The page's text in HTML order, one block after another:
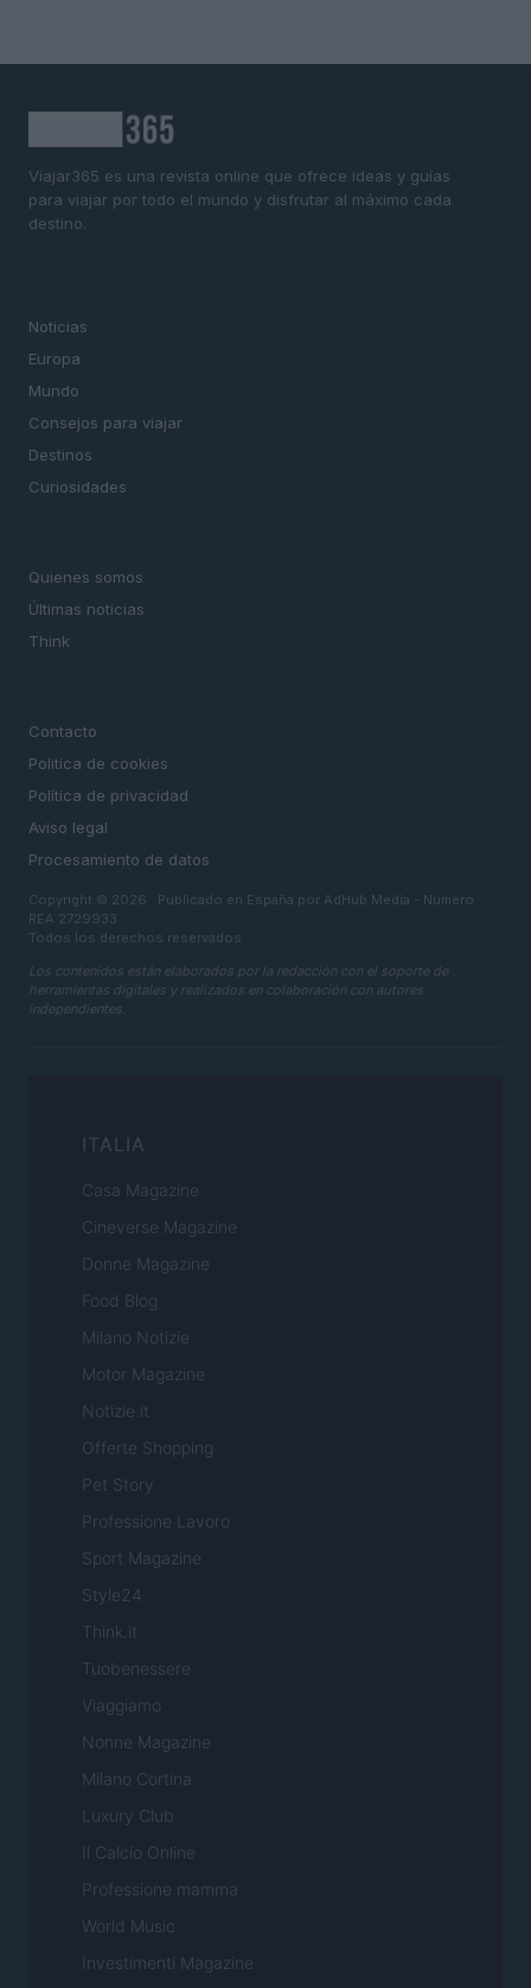
Viajar365 es una revista online que ofrece ideas y guías
para viajar por todo el mundo y disfrutar al máximo cada
destino.
Noticias
Europa
Mundo
Consejos para viajar
Destinos
Curiosidades
Quienes somos
Últimas noticias
Think
Contacto
Politica de cookies
Política de privacidad
Aviso legal
Procesamiento de datos
Copyright © 2026 · Publicado en España por AdHub Media - Numero
REA 2729933
Todos los derechos reservados
Los contenidos están elaborados por la redacción con el soporte de
herramientas digitales y realizados en colaboración con autores
independientes.
ITALIA
Casa Magazine
Cineverse Magazine
Donne Magazine
Food Blog
Milano Notizie
Motor Magazine
Notizie.it
Offerte Shopping
Pet Story
Professione Lavoro
Sport Magazine
Style24
Think.it
Tuobenessere
Viaggiamo
Nonne Magazine
Milano Cortina
Luxury Club
Il Calcio Online
Professione mamma
World Music
Investimenti Magazine